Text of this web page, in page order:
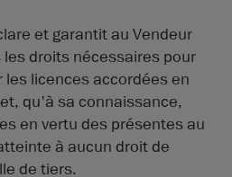
et garantit au Vendeur
droits nécessaires pour
les licences accordées en
qu'à sa connaissance,
en vertu des présentes au
à aucun droit de
de tiers.